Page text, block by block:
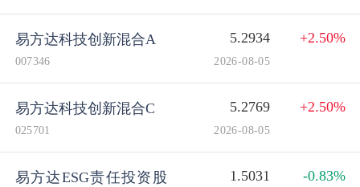
易方达科技创新混合A 5.2934 +2.50%
007346 2026-08-05
易方达科技创新混合C 5.2769 +2.50%
025701 2026-08-05
易方达ESG责任投资股
1.5031 -0.83%